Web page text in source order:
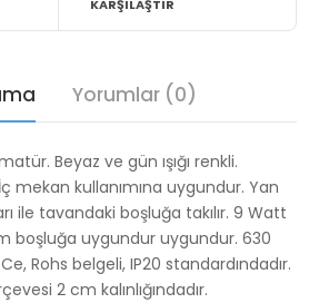
KARŞILAŞTIR
Yorumlar (0)
Beyaz ve gün ışığı renkli.
mekan kullanımına uygundur. Yan
ile tavandaki boşluğa takılır. 9 Watt
boşluğa uygundur uygundur. 630
Rohs belgeli, IP20 standardındadır.
2 cm kalınlığındadır.